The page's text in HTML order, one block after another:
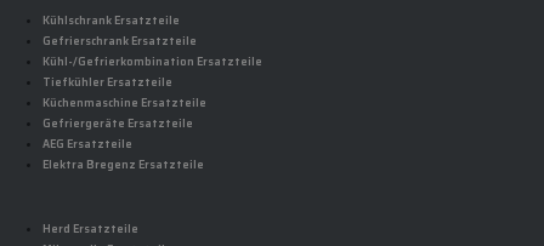
Kühlschrank Ersatzteile
Gefrierschrank Ersatzteile
Kühl-/Gefrierkombination Ersatzteile
Tiefkühler Ersatzteile
Küchenmaschine Ersatzteile
Gefriergeräte Ersatzteile
AEG Ersatzteile
Elektra Bregenz Ersatzteile
Herd Ersatzteile